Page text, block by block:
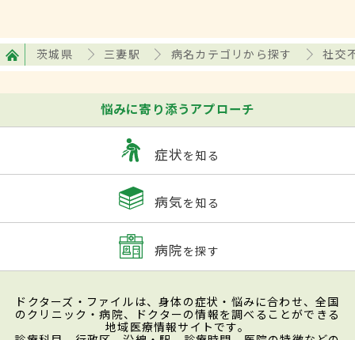
茨城県 三妻駅 病名カテゴリから探す 社交
悩みに寄り添うアプローチ
症状を知る
病気を知る
病院を探す
ドクターズ・ファイルは、身体の症状・悩みに合わせ、全国
のクリニック・病院、ドクターの情報を調べることができる
地域医療情報サイトです。